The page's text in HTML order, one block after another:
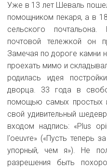
Уже в 13 лет Шеваль
помощником пекаря, а в
сельского
почтовой тележкой он
Замечая по дороге камни
проехать мимо и
родилась идея
дворца. 33 года в
помощью самых простых
свой удивительный
входом надпись: «Plus
l'oeuvre» («Пусть теперь
упорный, чем я»). Не
разрешения быть